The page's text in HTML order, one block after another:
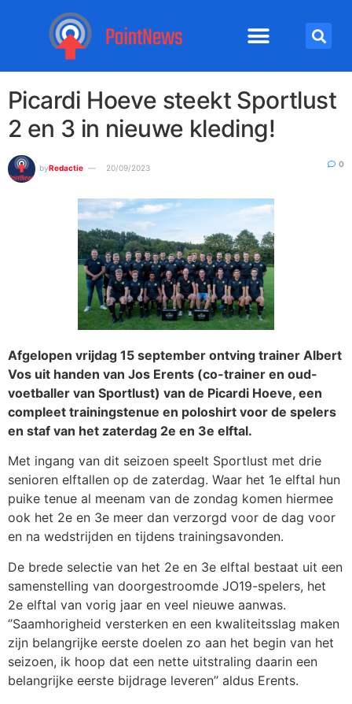
Picardi Hoeve steekt Sportlust
2 en 3 in nieuwe kleding!
byRedactie 20/09/2023 0
Afgelopen vrijdag 15 september ontving trainer Albert
Vos uit handen van Jos Erents (co-trainer en oud-
voetballer van Sportlust) van de Picardi Hoeve, een
compleet trainingstenue en poloshirt voor de spelers
en staf van het zaterdag 2e en 3e elftal.
Met ingang van dit seizoen speelt Sportlust met drie
senioren elftallen op de zaterdag. Waar het 1e elftal hun
puike tenue al meenam van de zondag komen hiermee
ook het 2e en 3e meer dan verzorgd voor de dag voor
en na wedstrijden en tijdens trainingsavonden.
De brede selectie van het 2e en 3e elftal bestaat uit een
samenstelling van doorgestroomde JO19-spelers, het
2e elftal van vorig jaar en veel nieuwe aanwas.
‘’Saamhorigheid versterken en een kwaliteitsslag maken
zijn belangrijke eerste doelen zo aan het begin van het
seizoen, ik hoop dat een nette uitstraling daarin een
belangrijke eerste bijdrage leveren’’ aldus Erents.